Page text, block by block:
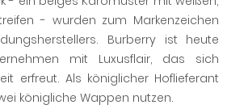
- wurden zum Markenzeichen
Burberry ist heute
mit Luxusflair, das sich
erfreut. Als königlicher Hoflieferant
königliche Wappen nutzen.